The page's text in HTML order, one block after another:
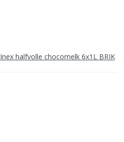
Inex halfvolle chocomelk 6x1L BRIK